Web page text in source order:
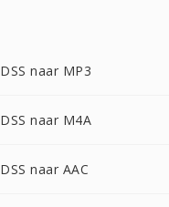
DSS naar MP3
DSS naar M4A
DSS naar AAC